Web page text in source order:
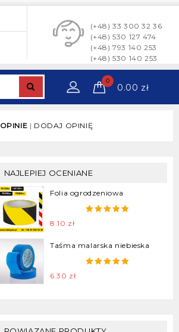
(+48) 33 300 32 36
(+48) 530 127 474
(+48) 793 140 253
(+48) 530 140 253
0
0.00 zł
OPINIE | DODAJ OPINIĘ
NAJLEPIEJ OCENIANE
Folia ogrodzeniowa
8.10 zł
Taśma malarska niebieska
6.30 zł
Najmocniejsza taśma
pakowa samoprzylepna –
taśma strapingowa – FILM
Youtube
Taśma klejąca plomba –
Security Tapes